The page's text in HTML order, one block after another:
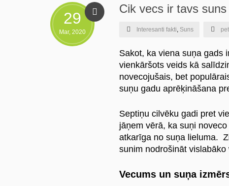
29
Mar, 2020
Cik vecs ir tavs
Interesanti fakti, Suns
Sakot, ka viena suņa gads
vienkāršots veids kā
novecojušais, bet
suņu gadu aprēķināšana
Septiņu cilvēku gadi pret
jāņem vērā, ka suņi
atkarīga no suņa lieluma.
sunim nodrošināt
Vecums un suņa